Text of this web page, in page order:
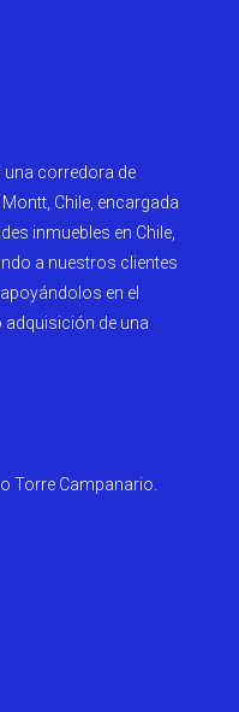
una corredora de
Chile, encargada
inmuebles en Chile,
a nuestros clientes
en el
de una
Torre Campanario.